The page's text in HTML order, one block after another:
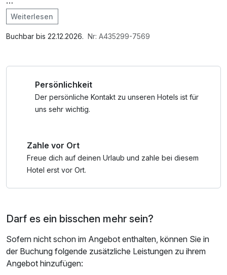
Unser Rosen-Special ist ideal für Jung- und Altverliebte
Anreise im Laufe des Nachmittags,
Kerzenschein,
Champagner auf dem Hotelzimmer,
Frühstück im Bett oder im Restaurant
Unternehmungen in der Pfalz.
Im Angebot enthalten
1 Flasche Mineralwasser, Saunabenutzung, Saunatuch,
Weiterlesen
Buchbar bis 22.12.2026. Nr: A435299-7569
Persönlichkeit
Der persönliche Kontakt zu unseren Hotels ist für
uns sehr wichtig.
Zahle vor Ort
Freue dich auf deinen Urlaub und zahle bei diesem
Hotel erst vor Ort.
Darf es ein bisschen mehr sein?
Sofern nicht schon im Angebot enthalten, können Sie in
der Buchung folgende zusätzliche Leistungen zu ihrem
Angebot hinzufügen: